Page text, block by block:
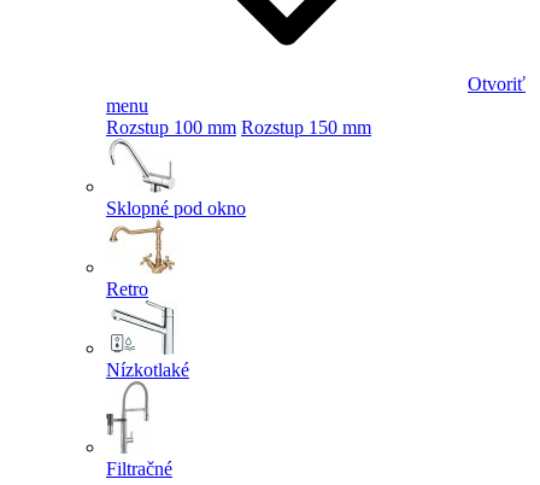
Otvoriť
menu
Rozstup 100 mm Rozstup 150 mm
Sklopné pod okno
Retro
Nízkotlaké
Filtračné